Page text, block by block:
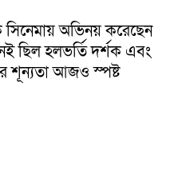
সিনেমায় অভিনয় করেছেন
ছিল হলভর্তি দর্শক এবং
শূন্যতা আজও স্পষ্ট